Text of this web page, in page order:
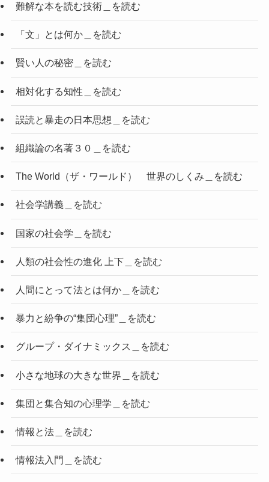
難解な本を読む技術＿を読む
「文」とは何か＿を読む
賢い人の秘密＿を読む
相対化する知性＿を読む
誤読と暴走の日本思想＿を読む
組織論の名著３０＿を読む
The World（ザ・ワールド） 世界のしくみ＿を読む
社会学講義＿を読む
国家の社会学＿を読む
人類の社会性の進化 上下＿を読む
人間にとって法とは何か＿を読む
暴力と紛争の“集団心理”＿を読む
グループ・ダイナミックス＿を読む
小さな地球の大きな世界＿を読む
集団と集合知の心理学＿を読む
情報と法＿を読む
情報法入門＿を読む